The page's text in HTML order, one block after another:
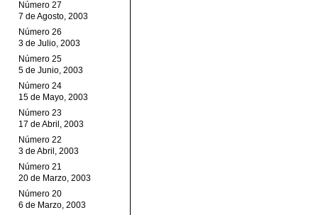
Número 27
7 de Agosto, 2003
Número 26
3 de Julio, 2003
Número 25
5 de Junio, 2003
Número 24
15 de Mayo, 2003
Número 23
17 de Abril, 2003
Número 22
3 de Abril, 2003
Número 21
20 de Marzo, 2003
Número 20
6 de Marzo, 2003